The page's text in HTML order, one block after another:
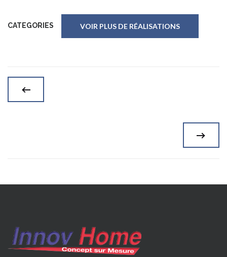
CATEGORIES VOIR PLUS DE RÉALISATIONS